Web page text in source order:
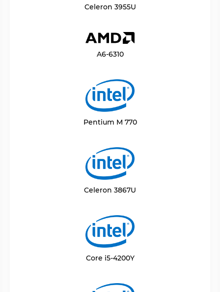
Celeron 3955U
A6-6310
Pentium M 770
Celeron 3867U
Core i5-4200Y